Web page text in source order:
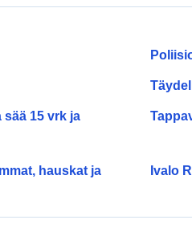
sää 15 vrk ja
hauskat ja
Ivalo